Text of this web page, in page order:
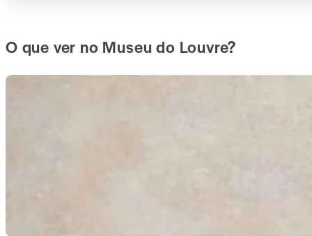
O que ver no Museu do Louvre?